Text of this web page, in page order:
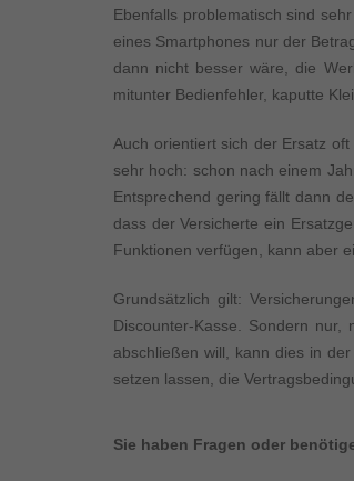
Ebenfalls problematisch sind
eines Smartphones nur der
dann nicht besser wäre, die
mitunter Bedienfehler, kaputte
Auch orientiert sich der Ersatz
sehr hoch: schon nach einem
Entsprechend gering fällt dann
dass der Versicherte ein
Funktionen verfügen, kann aber
Grundsätzlich gilt:
Discounter-Kasse. Sondern
abschließen will, kann dies in
setzen lassen, die
Sie haben Fragen oder